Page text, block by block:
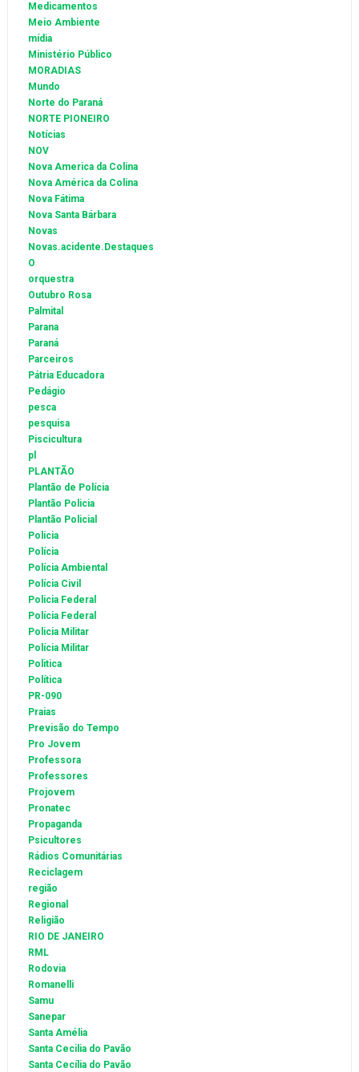
Medicamentos
Meio Ambiente
mídia
Ministério Público
MORADIAS
Mundo
Norte do Paraná
NORTE PIONEIRO
Notícias
NOV
Nova America da Colina
Nova América da Colina
Nova Fátima
Nova Santa Bárbara
Novas
Novas.acidente.Destaques
O
orquestra
Outubro Rosa
Palmital
Parana
Paraná
Parceiros
Pátria Educadora
Pedágio
pesca
pesquisa
Piscicultura
pl
PLANTÃO
Plantão de Polícia
Plantão Policia
Plantão Policial
Policia
Polícia
Polícia Ambiental
Polícia Civil
Policia Federal
Polícia Federal
Policia Militar
Polícia Militar
Politica
Política
PR-090
Praias
Previsão do Tempo
Pro Jovem
Professora
Professores
Projovem
Pronatec
Propaganda
Psicultores
Rádios Comunitárias
Reciclagem
região
Regional
Religião
RIO DE JANEIRO
RML
Rodovia
Romanelli
Samu
Sanepar
Santa Amélia
Santa Cecilia do Pavão
Santa Cecília do Pavão